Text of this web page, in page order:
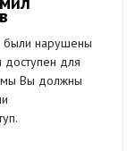
были нарушены
доступен для
Вы должны